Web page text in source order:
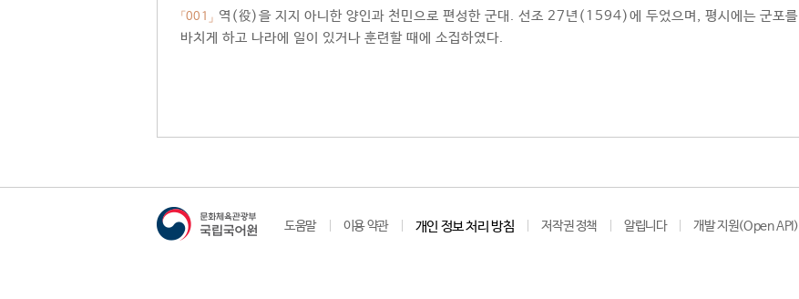
「001」 역(役)을 지지 아니한 양인과 천민으로 편성한 군대. 선조 27년(1594)에 두었으며, 평시에는 군포를
바치게 하고 나라에 일이 있거나 훈련할 때에 소집하였다.
도움말 이용 약관 개인 정보 처리 방침 저작권 정책 알립니다 개발 지원(Open API)